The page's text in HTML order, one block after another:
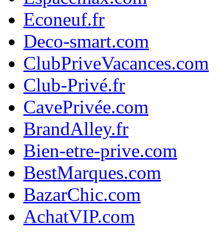
Econeuf.fr
Deco-smart.com
ClubPriveVacances.com
Club-Privé.fr
CavePrivée.com
BrandAlley.fr
Bien-etre-prive.com
BestMarques.com
BazarChic.com
AchatVIP.com